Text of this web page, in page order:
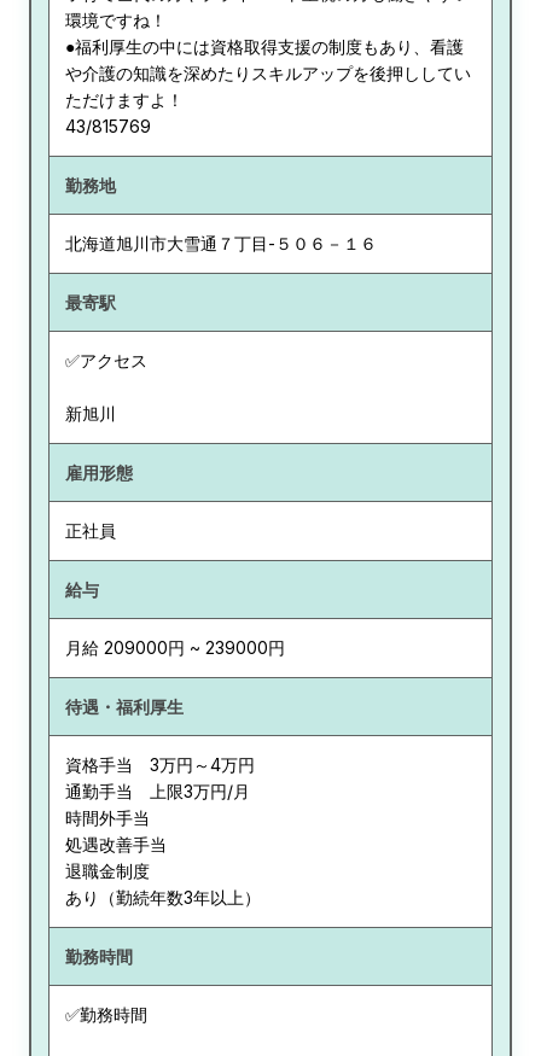
環境ですね！
●福利厚生の中には資格取得支援の制度もあり、看護
や介護の知識を深めたりスキルアップを後押ししてい
ただけますよ！
43/815769
勤務地
北海道旭川市大雪通７丁目-５０６－１６
最寄駅
✅アクセス
新旭川
雇用形態
正社員
給与
月給 209000円 ~ 239000円
待遇・福利厚生
資格手当 3万円～4万円
通勤手当 上限3万円/月
時間外手当
処遇改善手当
退職金制度
あり（勤続年数3年以上）
勤務時間
✅勤務時間